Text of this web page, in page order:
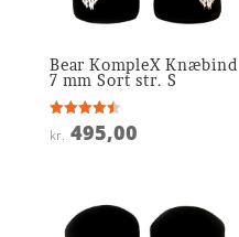
Bear KompleX Knæbind
7 mm Sort str. S
Vurderet
4.5
kr. 495,00